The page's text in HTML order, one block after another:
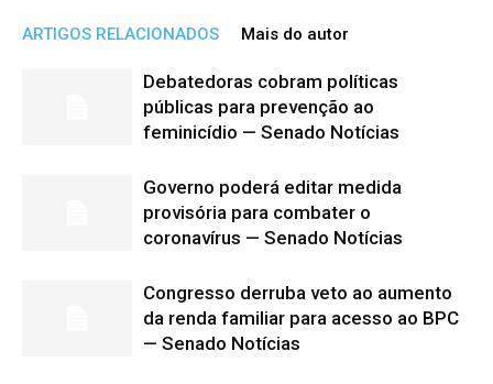
ARTIGOS RELACIONADOS Mais do autor
Debatedoras cobram políticas
públicas para prevenção ao
feminicídio — Senado Notícias
Governo poderá editar medida
provisória para combater o
coronavírus — Senado Notícias
Congresso derruba veto ao aumento
da renda familiar para acesso ao BPC
— Senado Notícias